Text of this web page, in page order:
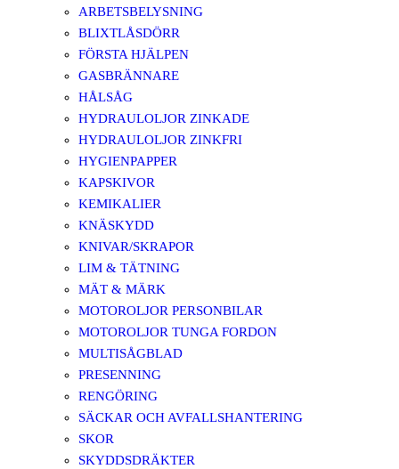
ARBETSBELYSNING
BLIXTLÅSDÖRR
FÖRSTA HJÄLPEN
GASBRÄNNARE
HÅLSÅG
HYDRAULOLJOR ZINKADE
HYDRAULOLJOR ZINKFRI
HYGIENPAPPER
KAPSKIVOR
KEMIKALIER
KNÄSKYDD
KNIVAR/SKRAPOR
LIM & TÄTNING
MÄT & MÄRK
MOTOROLJOR PERSONBILAR
MOTOROLJOR TUNGA FORDON
MULTISÅGBLAD
PRESENNING
RENGÖRING
SÄCKAR OCH AVFALLSHANTERING
SKOR
SKYDDSDRÄKTER